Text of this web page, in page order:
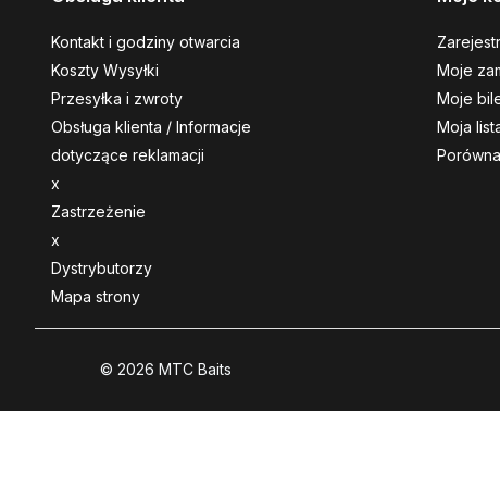
Kontakt i godziny otwarcia
Koszty Wysyłki
Przesyłka i zwroty
Obsługa klienta / Informacje
dotyczące reklamacji
x
Zastrzeżenie
x
Dystrybutorzy
Mapa strony
Moje
Moje
Moja
© 2026 MTC Baits